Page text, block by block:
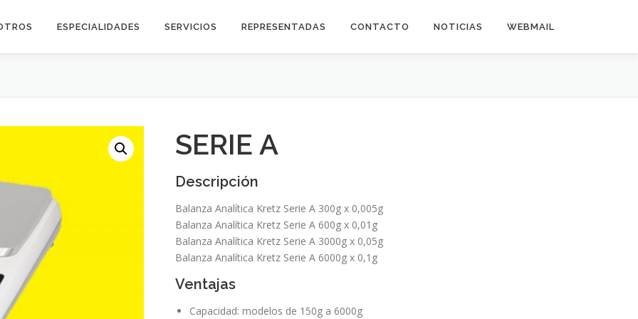
ESPECIALIDADES SERVICIOS REPRESENTADAS CONTACTO NOTICIAS WEBMAIL
SERIE A
Descripción
Balanza Analítica Kretz Serie A 300g x 0,005g
Balanza Analítica Kretz Serie A 600g x 0,01g
Balanza Analítica Kretz Serie A 3000g x 0,05g
Balanza Analítica Kretz Serie A 6000g x 0,1g
Ventajas
Capacidad: modelos de 150g a 6000g